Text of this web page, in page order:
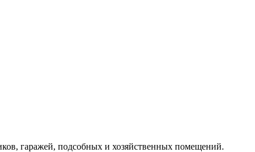
гаражей, подсобных и хозяйственных помещений.